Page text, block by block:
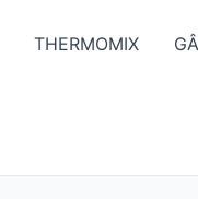
THERMOMIX